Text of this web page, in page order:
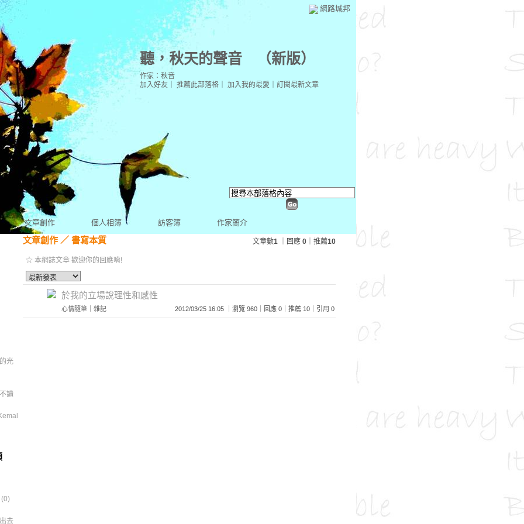
網路城邦
聽，秋天的聲音 （新版）
文章創作 個人相簿 訪客簿 作家簡介
加入好友 推薦此部落格 加入我的最愛 訂閱最新文章
作家：秋音
光
讀
去
文章創作 ／ 書寫本質 文章數1 ｜回應 0 ｜推薦10
☆ 本網誌文章 歡迎你的回應唷!
於我的立場說理性和感性
心情隨筆 雜記 2012/03/25 16:05 ｜瀏覽 960｜回應 0｜推薦 10｜引用 0